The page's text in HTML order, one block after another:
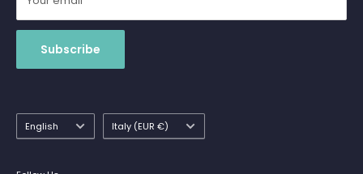
Subscribe
Language
English Country/region
Italy (EUR €)